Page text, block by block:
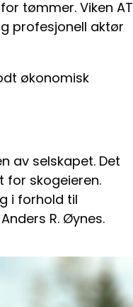
tømmer. Viken AT
profesjonell aktør
økonomisk
av selskapet. Det
for skogeieren.
i forhold til
R. Øynes.